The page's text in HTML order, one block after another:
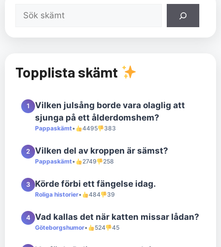
Sök
Topplista skämt
1
Vilken julsång borde vara olaglig att
sjunga på ett ålderdomshem?
Pappaskämt• 4495 383
2 Vilken del av kroppen är sämst?
Pappaskämt• 2749 258
3 Körde förbi ett fängelse idag.
Roliga historier• 484 39
4 Vad kallas det när katten missar lådan?
Göteborgshumor• 524 45